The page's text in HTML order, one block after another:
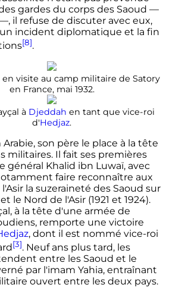
gardes du corps des Saoud —
, il refuse de discuter avec eux,
incident diplomatique et la fin
[8].
en visite au camp militaire de Satory
en France, mai 1932.
à Djeddah en tant que vice-roi
d'Hedjaz.
son père le place à la tête
militaires. Il fait ses premières
général Khalid ibn Luwaï, avec
faire reconnaître aux
la suzeraineté des Saoud sur
le Nord de l'Asir (1921 et 1924).
à la tête d'une armée de
remporte une victoire
, dont il est nommé vice-roi
[3]. Neuf ans plus tard, les
entre les Saoud et le
par l'imam Yahia, entraînant
ouvert entre les deux pays.